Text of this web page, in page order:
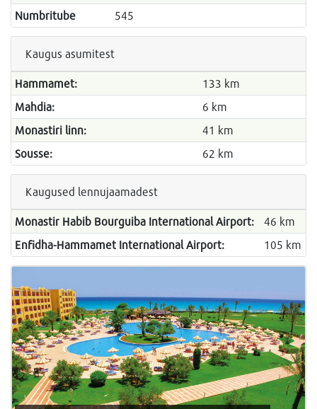
Numbritube
545
Kaugus asumitest
Hammamet:
133 km
Mahdia:
6 km
Monastiri linn:
41 km
Sousse:
62 km
Kaugused lennujaamadest
Monastir Habib Bourguiba International Airport:
46 km
Enfidha-Hammamet International Airport:
105 km